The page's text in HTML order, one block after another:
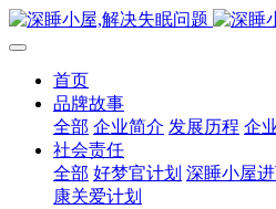
首页
品牌故事
全部 企业简介 发展历程 企
社会责任
全部 好梦官计划 深睡小屋
康关爱计划